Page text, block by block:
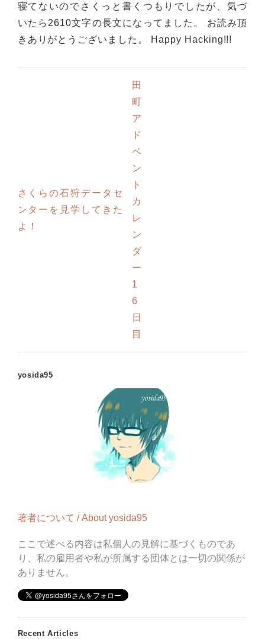
寝てないのでさくっと書くつもりでしたが、気づ
いたら2610文字の長文になってました。 お読み頂
きありがとうございました。 Happy Hacking!!!
さくらの石狩データセ
ンターを見学してきた
よ！
田
町
ア
ド
ベ
ン
ト
カ
レ
ン
ダ
ー
1
6
日
目
yosida95
著者について / About yosida95
ここで述べる内容は私個人の見解に基づくものであ
り、私の雇用者や私が所属する団体とは一切の関係が
ありません。
Recent Articles